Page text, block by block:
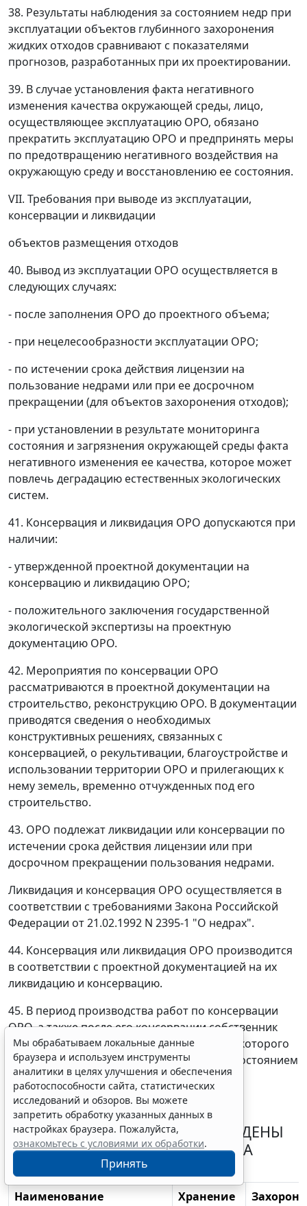
38. Результаты наблюдения за состоянием недр при
эксплуатации объектов глубинного захоронения
жидких отходов сравнивают с показателями
прогнозов, разработанных при их проектировании.
39. В случае установления факта негативного
изменения качества окружающей среды, лицо,
осуществляющее эксплуатацию ОРО, обязано
прекратить эксплуатацию ОРО и предпринять меры
по предотвращению негативного воздействия на
окружающую среду и восстановлению ее состояния.
VII. Требования при выводе из эксплуатации,
консервации и ликвидации
объектов размещения отходов
40. Вывод из эксплуатации ОРО осуществляется в
следующих случаях:
- после заполнения ОРО до проектного объема;
- при нецелесообразности эксплуатации ОРО;
- по истечении срока действия лицензии на
пользование недрами или при ее досрочном
прекращении (для объектов захоронения отходов);
- при установлении в результате мониторинга
состояния и загрязнения окружающей среды факта
негативного изменения ее качества, которое может
повлечь деградацию естественных экологических
систем.
41. Консервация и ликвидация ОРО допускаются при
наличии:
- утвержденной проектной документации на
консервацию и ликвидацию ОРО;
- положительного заключения государственной
экологической экспертизы на проектную
документацию ОРО.
42. Мероприятия по консервации ОРО
рассматриваются в проектной документации на
строительство, реконструкцию ОРО. В документации
приводятся сведения о необходимых
конструктивных решениях, связанных с
консервацией, о рекультивации, благоустройстве и
использовании территории ОРО и прилегающих к
нему земель, временно отчужденных под его
строительство.
43. ОРО подлежат ликвидации или консервации по
истечении срока действия лицензии или при
досрочном прекращении пользования недрами.
Ликвидация и консервация ОРО осуществляется в
соответствии с требованиями Закона Российской
Федерации от 21.02.1992 N 2395-1 "О недрах".
44. Консервация или ликвидация ОРО производится
в соответствии с проектной документацией на их
ликвидацию и консервацию.
45. В период производства работ по консервации
ОРО, а также после его консервации собственник
или лицо, во владении или в пользовании которого
находится ОРО, проводят контроль за их состоянием
и воздействием на окружающую среду.
ПРИЛОЖЕНИЕ
ТЕРРИТОРИИ, НА КОТОРЫХ ВВЕДЕНЫ
ЗАПРЕТЫ ИЛИ ОГРАНИЧЕНИЯ НА
РАЗМЕЩЕНИЕ ОТХОДОВ
Наименование
Хранение
Мы обрабатываем локальные данные
браузера и используем инструменты
аналитики в целях улучшения и обеспечения
работоспособности сайта, статистических
исследований и обзоров. Вы можете
запретить обработку указанных данных в
настройках браузера. Пожалуйста,
ознакомьтесь с условиями их обработки.
Принять